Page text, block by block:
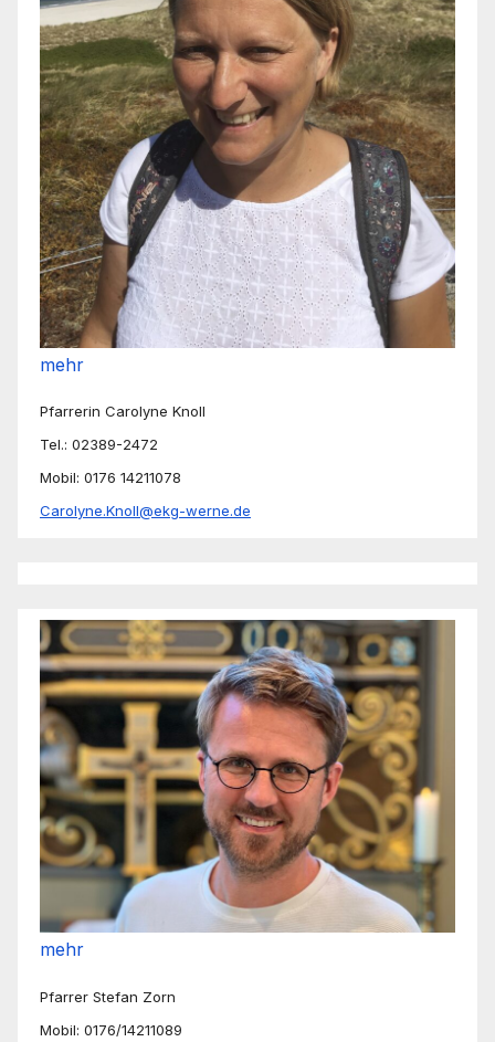
mehr
Pfarrerin Carolyne Knoll
Tel.: 02389-2472
Mobil: 0176 14211078
Carolyne.Knoll@ekg-werne.de
mehr
Pfarrer Stefan Zorn
Mobil: 0176/14211089